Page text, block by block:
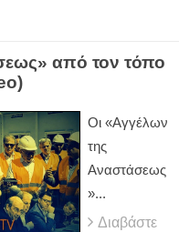
από τον τόπο
Οι «Αγγέλων
της
Αναστάσεως
»...
Διαβάστε